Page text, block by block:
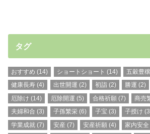
タグ
おすすめ(14) ショートショート (14) 五穀豊穣
健康長寿(4) 出世開運 (2) 初詣 (2) 勝運(2)
厄除け(14) 厄除開運 (5) 合格祈願 (7) 商売
夫婦和合(3) 子孫繁栄 (6) 子宝 (3) 子授け
学業成就(7) 安産 (7) 安産祈願 (4) 家内安